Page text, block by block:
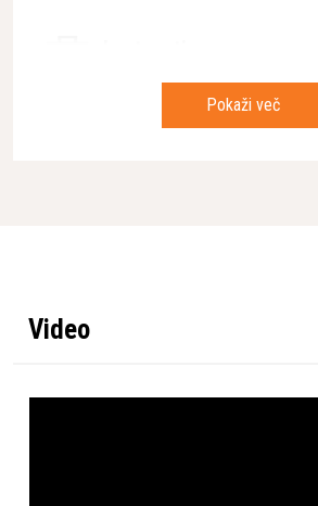
600 t/h
21500 kg
Pokaži več
Video